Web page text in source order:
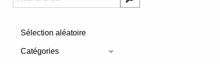
Sélection aléatoire
Catégories
Toggle menu